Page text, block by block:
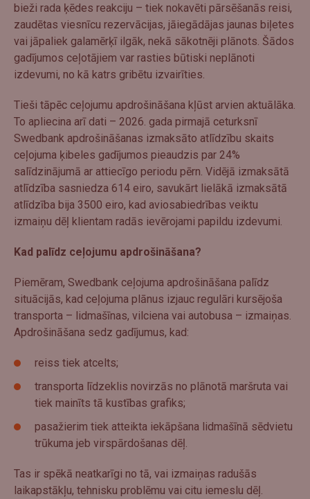
bieži rada ķēdes reakciju – tiek nokavēti pārsēšanās reisi,
zaudētas viesnīcu rezervācijas, jāiegādājas jaunas biļetes
vai jāpaliek galamērķī ilgāk, nekā sākotnēji plānots. Šādos
gadījumos ceļotājiem var rasties būtiski neplānoti
izdevumi, no kā katrs gribētu izvairīties.
Tieši tāpēc ceļojumu apdrošināšana kļūst arvien aktuālāka.
To apliecina arī dati – 2026. gada pirmajā ceturksnī
Swedbank apdrošināšanas izmaksāto atlīdzību skaits
ceļojuma ķibeles gadījumos pieaudzis par 24%
salīdzinājumā ar attiecīgo periodu pērn. Vidējā izmaksātā
atlīdzība sasniedza 614 eiro, savukārt lielākā izmaksātā
atlīdzība bija 3500 eiro, kad aviosabiedrības veiktu
izmaiņu dēļ klientam radās ievērojami papildu izdevumi.
Kad palīdz ceļojumu apdrošināšana?
Piemēram, Swedbank ceļojuma apdrošināšana palīdz
situācijās, kad ceļojuma plānus izjauc regulāri kursējoša
transporta – lidmašīnas, vilciena vai autobusa – izmaiņas.
Apdrošināšana sedz gadījumus, kad:
reiss tiek atcelts;
transporta līdzeklis novirzās no plānotā maršruta vai
tiek mainīts tā kustības grafiks;
pasažierim tiek atteikta iekāpšana lidmašīnā sēdvietu
trūkuma jeb virspārdošanas dēļ.
Tas ir spēkā neatkarīgi no tā, vai izmaiņas radušās
laikapstākļu, tehnisku problēmu vai citu iemeslu dēļ.